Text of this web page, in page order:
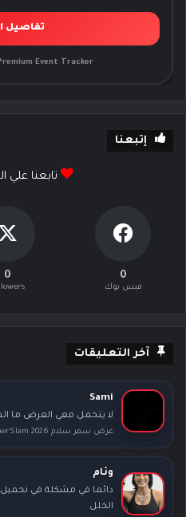
تفاصيل
Event Tracker
إتبعنا
تابعنا
0
فيس بوك
0
آخر التعليقات
Sami
لا يتحمل معي العرض ما
عرض سمر سلام SummerSlam 2026 الليلة الثانية كامل مترجم
وئام
دائما في مشكلة في
الخلل